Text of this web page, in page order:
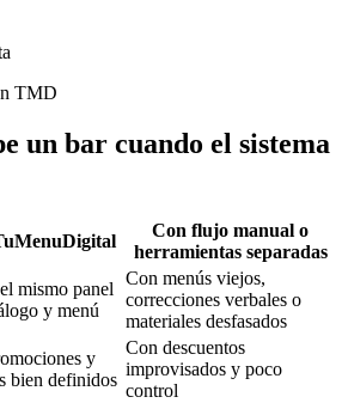
TMD
un bar cuando el sistema
Con flujo manual o
herramientas separadas
mismo panel
y menú
Con menús viejos,
correcciones verbales o
materiales desfasados
y
bien definidos
Con descuentos
improvisados y poco
control